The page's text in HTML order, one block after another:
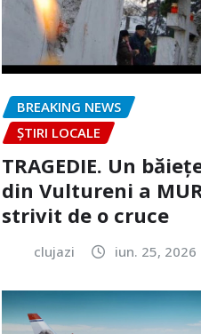
BREAKING NEWS
ȘTIRI LOCALE
TRAGEDIE. Un
din Vultureni a
strivit de o cruce
clujazi iun. 25, 2026